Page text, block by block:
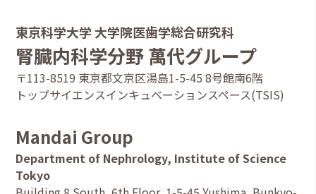
東京科学大学 大学院医歯学総合研究科
腎臓内科学分野 萬代グループ
〒113-8519 東京都⽂京区湯島1-5-45 8号館南6階
トップサイエンスインキュベーションスペース(TSIS)
Mandai Group
Department of Nephrology, Institute of Science
Tokyo